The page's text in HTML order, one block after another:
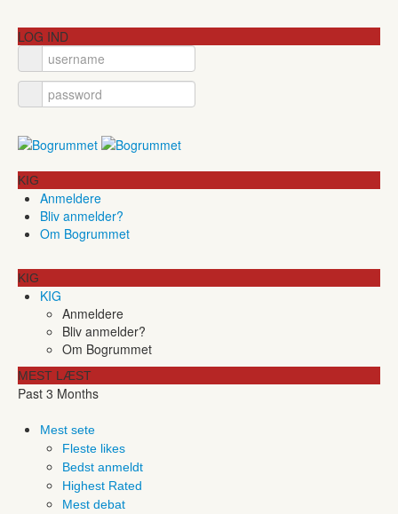
LOG IND
KIG
Anmeldere
Bliv anmelder?
Om Bogrummet
KIG
KIG
Anmeldere
Bliv anmelder?
Om Bogrummet
MEST LÆST
Past 3 Months
Mest sete
Fleste likes
Bedst anmeldt
Highest Rated
Mest debat